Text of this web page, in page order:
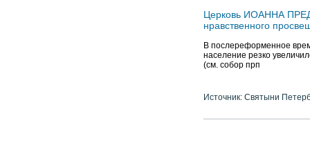
Церковь ИОАННА
нравственного
В послереформенное
население резко
(см. собор прп
Источник: Святыни